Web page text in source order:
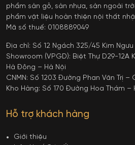
phẩm sàn gỗ, sàn nhựa, sàn ngoài
phẩm vật liệu hoàn thiện nội thất
Mã số thuế: 0108889049
Địa chỉ: Số 12 Ngách 325/45 Kim
Showroom (VPGD): Biệt Thự D29-12A
Hà Đông – Hà Nội
CNMN: Số 1203 Đường Phan Văn Trị –
Kho Hàng: Số 170 Đường Hoa Thám –
Hỗ trợ khách hàng
Giới thiệu